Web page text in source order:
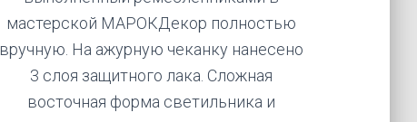
мастерской МАРОКДекор полностью
вручную. На ажурную чеканку нанесено
3 слоя защитного лака. Сложная
восточная форма светильника и